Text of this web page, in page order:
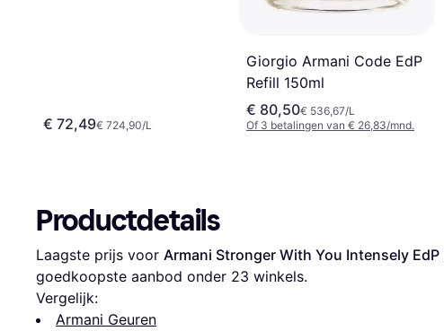
€ 72,49€ 724,90/L
Giorgio Armani Code EdP
Refill 150ml
€ 80,50€ 536,67/L
Of 3 betalingen van € 26,83/mnd.
Productdetails
Laagste prijs voor Armani Stronger With You Intensely EdP
goedkoopste aanbod onder 23 winkels.
Vergelijk:
Armani Geuren